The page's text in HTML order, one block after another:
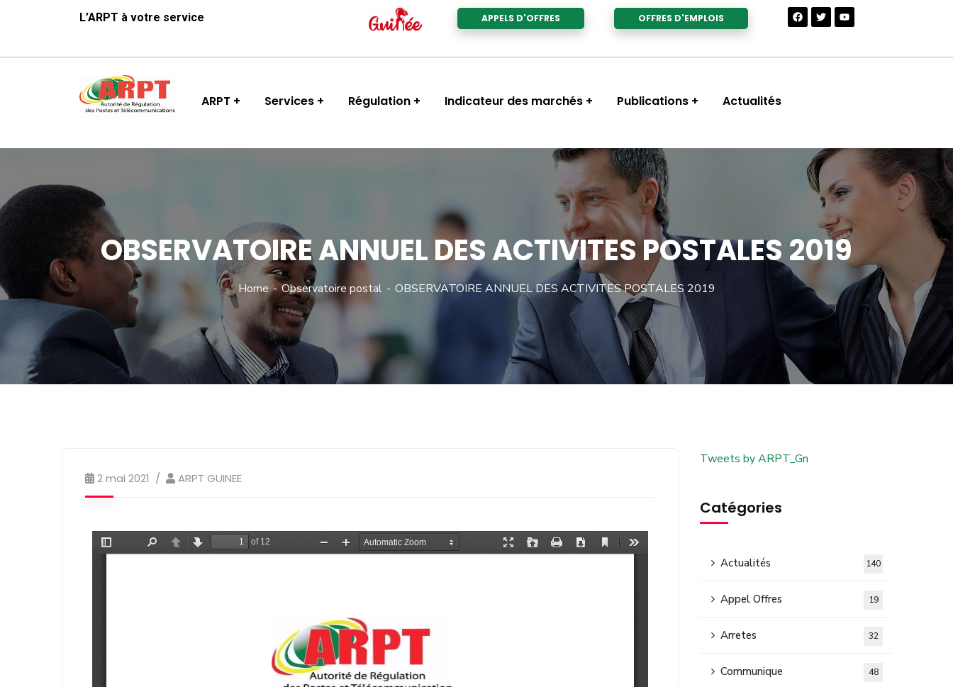
L’ARPT à votre service APPELS D'OFFRES OFFRES D'EMPLOIS
ARPT Services Régulation Indicateur des marchés Publications Actualités
OBSERVATOIRE ANNUEL DES ACTIVITES POSTALES 2019
Home Observatoire postal OBSERVATOIRE ANNUEL DES ACTIVITES POSTALES 2019
2 mai 2021 ARPT GUINEE
Tweets by ARPT_Gn
Catégories
Actualités 140
Appel Offres 19
Arretes 32
Communique 48